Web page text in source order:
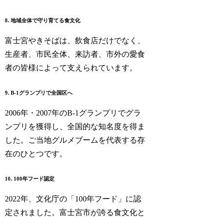
8. 地域全体で守り育てる食文化
富士宮やきそばは、飲食店だけでなく、
生産者、市民全体、来訪者、市外の愛食
者の皆様によって支えられています。
9. B-1グランプリで全国区へ
2006年・2007年のB-1グランプリでグラ
ンプリを獲得し、全国的な知名度を得ま
した。ご当地グルメブームを代表する存
在のひとつです。
10. 100年フード認定
2022年、文化庁の「100年フード」に認
定されました。富士宮市が誇る食文化と